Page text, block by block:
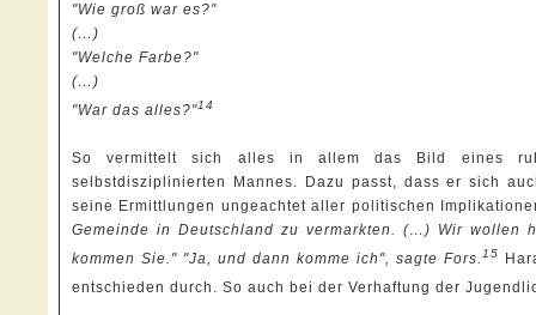
"Wie groß war es?"
(…)
"Welche Farbe?"
(…)
"War das alles?"14
So vermittelt sich alles in allem das Bild eines
selbstdisziplinierten Mannes. Dazu passt, dass er sich
seine Ermittlungen ungeachtet aller politischen
Gemeinde in Deutschland zu vermarkten. (…) Wir wollen
kommen Sie." "Ja, und dann komme ich", sagte Fors.15
entschieden durch. So auch bei der Verhaftung der